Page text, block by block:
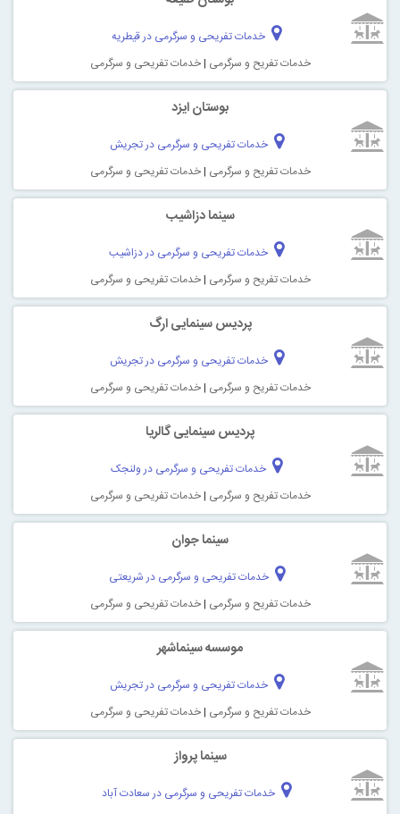
خدمات تفریحی و سرگرمی در قیطریه
خدمات تفریح و سرگرمی |خدمات تفریحی و سرگرمی
بوستان ایزد
خدمات تفریحی و سرگرمی در تجریش
خدمات تفریح و سرگرمی |خدمات تفریحی و سرگرمی
سینما دزاشیب
خدمات تفریحی و سرگرمی در دزاشیب
خدمات تفریح و سرگرمی |خدمات تفریحی و سرگرمی
پردیس سینمایی ارگ
خدمات تفریحی و سرگرمی در تجریش
خدمات تفریح و سرگرمی |خدمات تفریحی و سرگرمی
پردیس سینمایی گالریا
خدمات تفریحی و سرگرمی در ولنجک
خدمات تفریح و سرگرمی |خدمات تفریحی و سرگرمی
سینما جوان
خدمات تفریحی و سرگرمی در شریعتی
خدمات تفریح و سرگرمی |خدمات تفریحی و سرگرمی
موسسه سینماشهر
خدمات تفریحی و سرگرمی در تجریش
خدمات تفریح و سرگرمی |خدمات تفریحی و سرگرمی
سینما پرواز
خدمات تفریحی و سرگرمی در سعادت آباد